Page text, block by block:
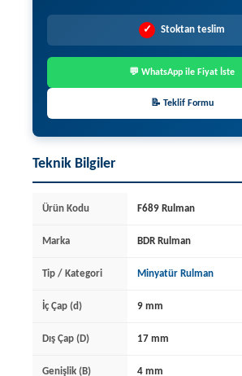
✓ Stoktan teslim
💬 WhatsApp ile Fiyat İste
📝 Teklif Formu
Teknik Bilgiler
Ürün Kodu F689 Rulman
Marka BDR Rulman
Tip / Kategori Minyatür Rulman
İç Çap (d) 9 mm
Dış Çap (D) 17 mm
Genişlik (B) 4 mm